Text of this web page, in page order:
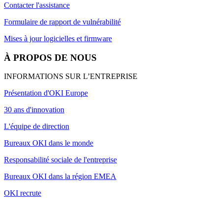
Contacter l'assistance
Formulaire de rapport de vulnérabilité
Mises à jour logicielles et firmware
À PROPOS DE NOUS
INFORMATIONS SUR L’ENTREPRISE
Présentation d'OKI Europe
30 ans d'innovation
L'équipe de direction
Bureaux OKI dans le monde
Responsabilité sociale de l'entreprise
Bureaux OKI dans la région EMEA
OKI recrute